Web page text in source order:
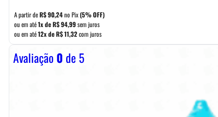
A partir deR$90,24no Pix(5% OFF)
ou em até1x deR$94,99sem juros
ou em até12x deR$11,32com juros
Avaliação0 de 5